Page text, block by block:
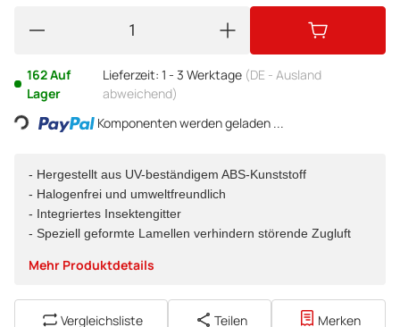
162 Auf
Lager
Lieferzeit: 1 - 3 Werktage (DE - Ausland
abweichend)
Loading... Komponenten werden geladen ...
- Hergestellt aus UV-beständigem ABS-Kunststoff
- Halogenfrei und umweltfreundlich
- Integriertes Insektengitter
- Speziell geformte Lamellen verhindern störende Zugluft
Mehr Produktdetails
Vergleichsliste Teilen Merken